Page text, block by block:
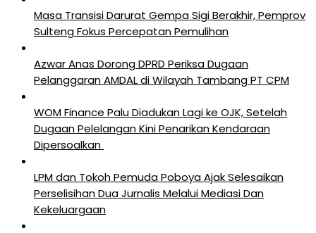
Masa Transisi Darurat Gempa Sigi Berakhir, Pemprov
Sulteng Fokus Percepatan Pemulihan
Azwar Anas Dorong DPRD Periksa Dugaan
Pelanggaran AMDAL di Wilayah Tambang PT CPM
‎WOM Finance Palu Diadukan Lagi ke OJK, Setelah
Dugaan Pelelangan Kini Penarikan Kendaraan
Dipersoalkan ‎
LPM dan Tokoh Pemuda Poboya Ajak Selesaikan
Perselisihan Dua Jurnalis Melalui Mediasi Dan
Kekeluargaan